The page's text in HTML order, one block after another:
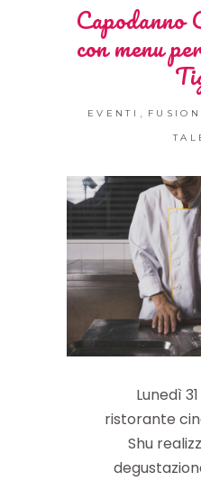
Capodanno
con menu
EVENTI , FUSION
Lunedì
ristorante
Shu